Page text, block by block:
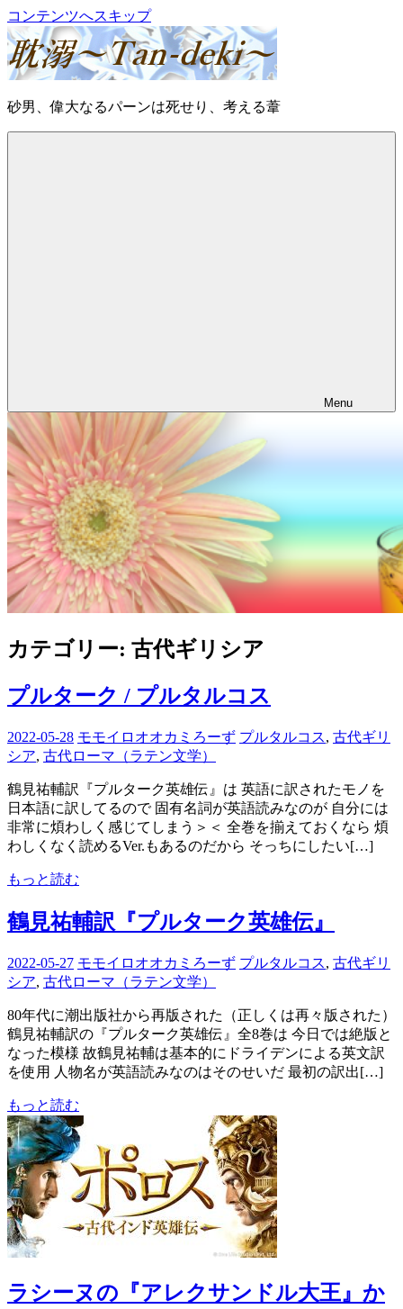
コンテンツへスキップ
耽
砂男、偉大なるパーンは死せり、考える葦
Menu
カテゴリー: 古代ギリシア
プルターク / プルタルコス
2022-05-28 モモイロオオカミろーず プルタルコス, 古代ギリ
シア, 古代ローマ（ラテン文学）
鶴見祐輔訳『プルターク英雄伝』は 英語に訳されたモノを
日本語に訳してるので 固有名詞が英語読みなのが 自分には
非常に煩わしく感じてしまう＞＜ 全巻を揃えておくなら 煩
わしくなく読めるVer.もあるのだから そっちにしたい[…]
もっと読む
鶴見祐輔訳『プルターク英雄伝』
2022-05-27 モモイロオオカミろーず プルタルコス, 古代ギリ
シア, 古代ローマ（ラテン文学）
80年代に潮出版社から再版された（正しくは再々版された）
鶴見祐輔訳の『プルターク英雄伝』全8巻は 今日では絶版と
なった模様 故鶴見祐輔は基本的にドライデンによる英文訳
を使用 人物名が英語読みなのはそのせいだ 最初の訳出[…]
もっと読む
ラシーヌの『アレクサンドル大王』か